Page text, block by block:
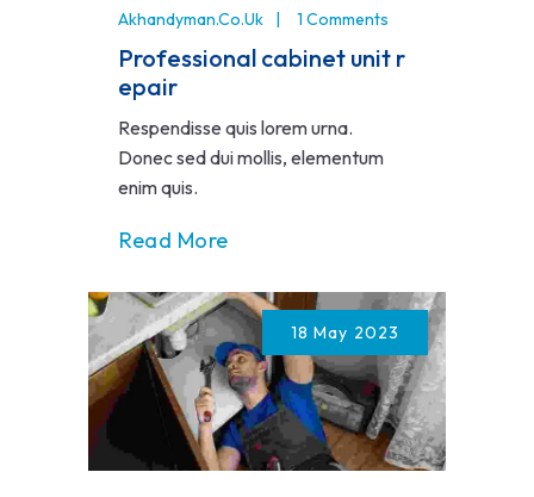
Akhandyman.co.uk 1 Comments
Professional cabinet unit r
epair
Respendisse quis lorem urna.
Donec sed dui mollis, elementum
enim quis.
Read More
18 May 2023